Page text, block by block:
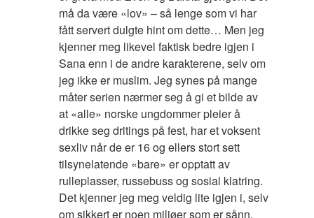
må da være «lov» – så lenge som vi har
fått servert dulgte hint om dette… Men jeg
kjenner meg likevel faktisk bedre igjen i
Sana enn i de andre karakterene, selv om
jeg ikke er muslim. Jeg synes på mange
måter serien nærmer seg å gi et bilde av
at «alle» norske ungdommer pleier å
drikke seg dritings på fest, har et voksent
sexliv når de er 16 og ellers stort sett
tilsynelatende «bare» er opptatt av
rulleplasser, russebuss og sosial klatring.
Det kjenner jeg meg veldig lite igjen i, selv
om sikkert er noen miljøer som er sånn.